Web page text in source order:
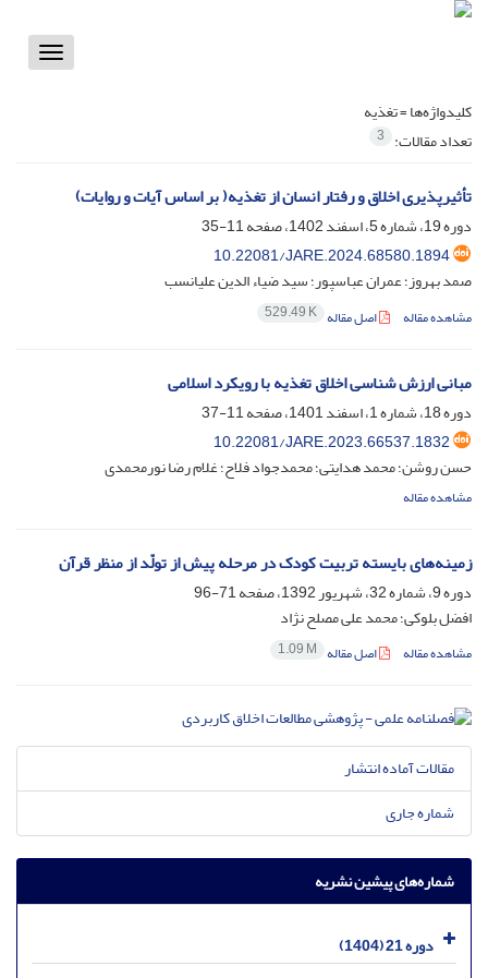
Toggle
کلیدواژه‌ها =تغذیه
تعداد مقالات: 3
تأثیرپذیری اخلاق و رفتار انسان از تغذیه( بر اساس آیات و روایات)
دوره 19، شماره 5، اسفند 1402، صفحه
11-35
10.22081/JARE.2024.68580.1894
صمد بهروز؛ عمران عباسپور؛ سید ضیاء الدین علیانسب
مشاهده مقاله اصل مقاله 529.49 K
مبانی ارزش شناسی اخلاق تغذیه با رویکرد اسلامی
دوره 18، شماره 1، اسفند 1401، صفحه
11-37
10.22081/JARE.2023.66537.1832
حسن روشن؛ محمد هدایتی؛ محمدجواد فلاح؛ غلام رضا نورمحمدی
مشاهده مقاله
زمینه‌های بایسته تربیت کودک در مرحله پیش از تولّد از منظر قرآن
دوره 9، شماره 32، شهریور 1392، صفحه
71-96
افضل بلوکی؛ محمد علی مصلح نژاد
مشاهده مقاله اصل مقاله 1.09 M
مقالات آماده انتشار
شماره جاری
شماره‌های پیشین نشریه
دوره 21 (1404)